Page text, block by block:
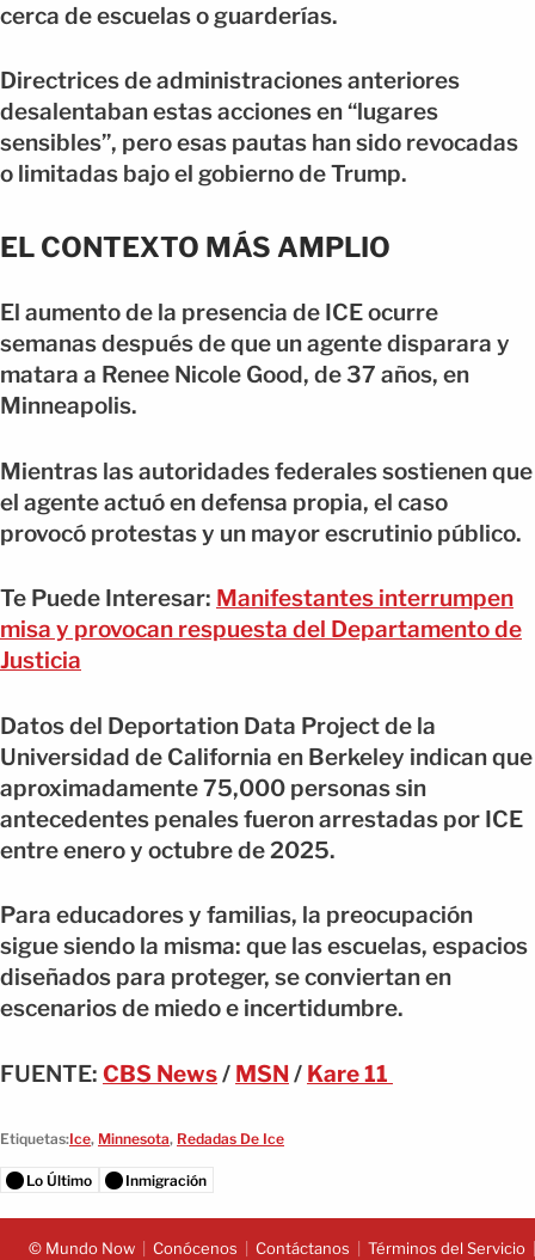
cerca de escuelas o guarderías.
Directrices de administraciones anteriores
desalentaban estas acciones en “lugares
sensibles”, pero esas pautas han sido revocadas
o limitadas bajo el gobierno de Trump.
EL CONTEXTO MÁS AMPLIO
El aumento de la presencia de ICE ocurre
semanas después de que un agente disparara y
matara a Renee Nicole Good, de 37 años, en
Minneapolis.
Mientras las autoridades federales sostienen que
el agente actuó en defensa propia, el caso
provocó protestas y un mayor escrutinio público.
Te Puede Interesar: Manifestantes interrumpen
misa y provocan respuesta del Departamento de
Justicia
Datos del Deportation Data Project de la
Universidad de California en Berkeley indican que
aproximadamente 75,000 personas sin
antecedentes penales fueron arrestadas por ICE
entre enero y octubre de 2025.
Para educadores y familias, la preocupación
sigue siendo la misma: que las escuelas, espacios
diseñados para proteger, se conviertan en
escenarios de miedo e incertidumbre.
FUENTE: CBS News/ MSN / Kare 11
Etiquetas:Ice, Minnesota, Redadas De Ice
Lo Último Inmigración
© Mundo Now Conócenos Contáctanos
Términos del Servicio